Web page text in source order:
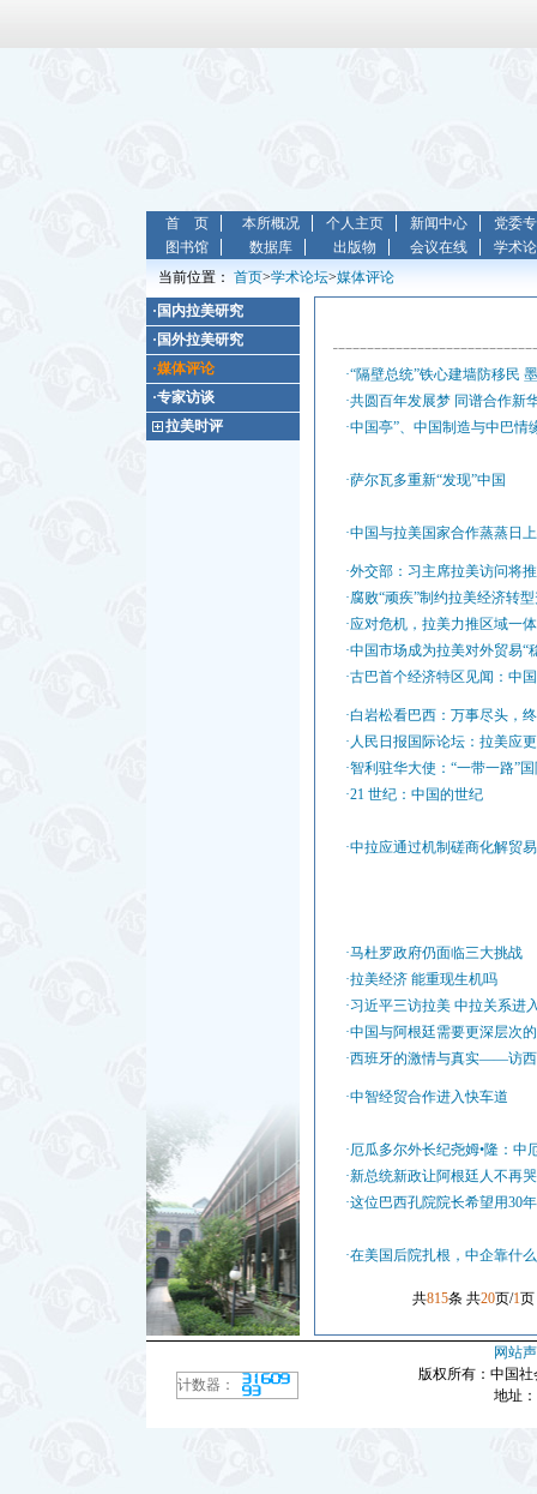
首 页 本所概况 个人主页 新闻中心
党委
图书馆
数据库 出版物 会议在线
学术
当前位置： 首页>学术论坛>媒体评论
·国内拉美研究
·国外拉美研究
·媒体评论
·专家访谈
拉美时评
·“隔壁总统”铁心建墙防移民
·共圆百年发展梦 同谱合作新
·中国亭”、中国制造与中巴情
·萨尔瓦多重新“发现”中国
·中国与拉美国家合作蒸蒸日
·外交部：习主席拉美访问将
·腐败“顽疾”制约拉美经济转
·应对危机，拉美力推区域一
·中国市场成为拉美对外贸易“
·古巴首个经济特区见闻：中
·白岩松看巴西：万事尽头，
·人民日报国际论坛：拉美应
·智利驻华大使：“一带一路”
·21 世纪：中国的世纪
·中拉应通过机制磋商化解贸
·马杜罗政府仍面临三大挑战
·拉美经济 能重现生机吗
·习近平三访拉美 中拉关系进
·中国与阿根廷需要更深层次
·西班牙的激情与真实——访
·中智经贸合作进入快车道
·厄瓜多尔外长纪尧姆•隆：
·新总统新政让阿根廷人不再
·这位巴西孔院院长希望用30
·在美国后院扎根，中企靠什么
共815条 共20页/1页
计数器：
网站
版权所有：中国
地址